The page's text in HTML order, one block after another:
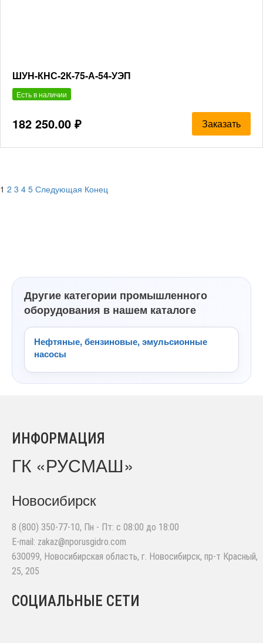
ШУН-КНС-2К-75-А-54-УЭП
Есть в наличии
182 250.00 ₽ Заказать
1 2 3 4 5 Следующая Конец
Другие категории промышленного
оборудования в нашем каталоге
Нефтяные, бензиновые, эмульсионные
насосы
ИНФОРМАЦИЯ
ГК «РУСМАШ»
Новосибирск
8 (800) 350-77-10, Пн - Пт: с 08:00 до 18:00
E-mail: zakaz@nporusgidro.com
630099, Новосибирская область, г. Новосибирск, пр-т Красный,
25, 205
СОЦИАЛЬНЫЕ СЕТИ